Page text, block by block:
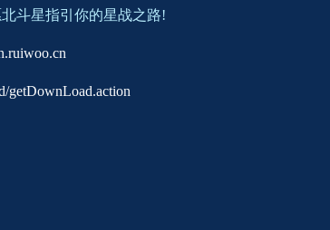
斗星指引你的星战之路!
getDownLoad.action